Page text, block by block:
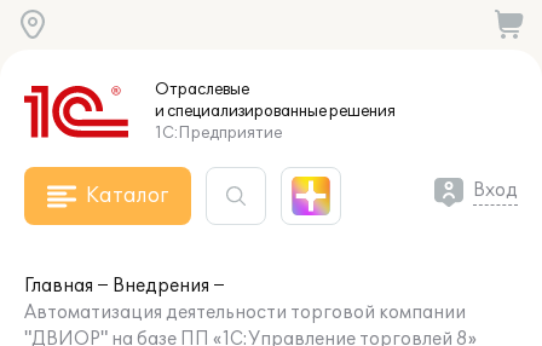
Отраслевые
и специализированныерешения
1С:Предприятие
Каталог Вход
Главная
Внедрения
Автоматизация деятельности торговой компании
"ДВИОР" на базе ПП «1С:Управление торговлей 8»